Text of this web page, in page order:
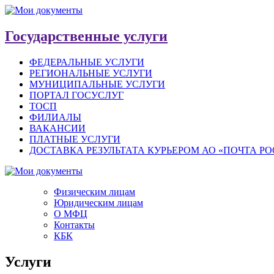
Государственные услуги
ФЕДЕРАЛЬНЫЕ УСЛУГИ
РЕГИОНАЛЬНЫЕ УСЛУГИ
МУНИЦИПАЛЬНЫЕ УСЛУГИ
ПОРТАЛ ГОСУСЛУГ
ТОСП
ФИЛИАЛЫ
ВАКАНСИИ
ПЛАТНЫЕ УСЛУГИ
ДОСТАВКА РЕЗУЛЬТАТА КУРЬЕРОМ АО «ПОЧТА
Физическим лицам
Юридическим лицам
О МФЦ
Контакты
КБК
Услуги